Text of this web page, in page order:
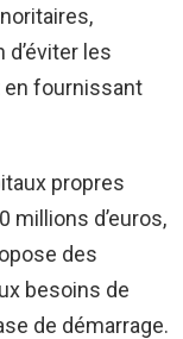
les
fournissant
propres
millions d’euros,
des
besoins de
de démarrage.